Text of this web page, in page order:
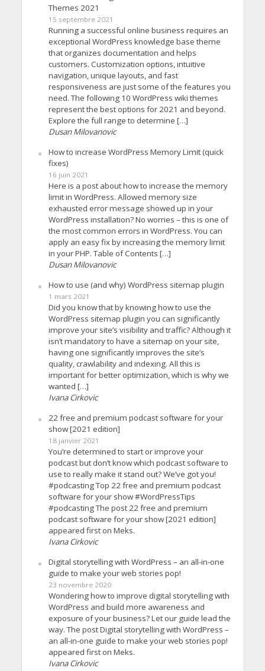
Themes 2021
15 septembre 2021
Running a successful online business requires an
exceptional WordPress knowledge base theme
that organizes documentation and helps
customers. Customization options, intuitive
navigation, unique layouts, and fast
responsiveness are just some of the features you
need. The following 10 WordPress wiki themes
represent the best options for 2021 and beyond.
Explore the full range to determine […]
Dusan Milovanovic
How to increase WordPress Memory Limit (quick
fixes)
16 juin 2021
Here is a post about how to increase the memory
limit in WordPress. Allowed memory size
exhausted error message showed up in your
WordPress installation? No worries – this is one of
the most common errors in WordPress. You can
apply an easy fix by increasing the memory limit
in your PHP. Table of Contents […]
Dusan Milovanovic
How to use (and why) WordPress sitemap plugin
1 mars 2021
Did you know that by knowing how to use the
WordPress sitemap plugin you can significantly
improve your site’s visibility and traffic? Although it
isn’t mandatory to have a sitemap on your site,
having one significantly improves the site’s
quality, crawlability and indexing. All this is
important for better optimization, which is why we
wanted […]
Ivana Cirkovic
22 free and premium podcast software for your
show [2021 edition]
18 janvier 2021
You’re determined to start or improve your
podcast but don’t know which podcast software to
use to really make it stand out? We’ve got you!
#podcasting Top 22 free and premium podcast
software for your show #WordPressTips
#podcasting The post 22 free and premium
podcast software for your show [2021 edition]
appeared first on Meks.
Ivana Cirkovic
Digital storytelling with WordPress – an all-in-one
guide to make your web stories pop!
23 novembre 2020
Wondering how to improve digital storytelling with
WordPress and build more awareness and
exposure of your business? Let our guide lead the
way. The post Digital storytelling with WordPress –
an all-in-one guide to make your web stories pop!
appeared first on Meks.
Ivana Cirkovic